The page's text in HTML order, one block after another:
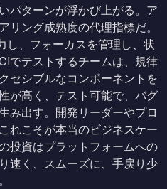
パターンが浮かび上がる。ア
リング成熟度の代理指標だ。
し、フォーカスを管理し、状
でテストするチームは、規律
セシブルなコンポーネントを
が高く、テスト可能で、バグ
み出す。開発リーダーやプロ
れこそが本当のビジネスケー
投資はプラットフォームへの
速く、スムーズに、手戻り少